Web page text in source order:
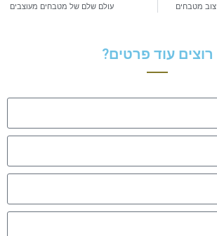
מטבחים עולם שלם של מטבחים מעוצבים
רוצים עוד פרטים?